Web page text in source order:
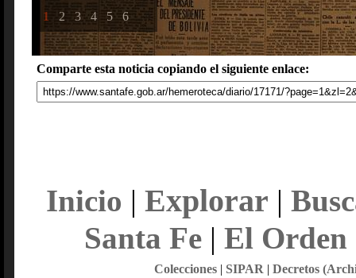
1 2 3 4 5 6
Comparte esta noticia copiando el siguiente enlace:
Inicio | Explorar |
Santa Fe| El Orden
Colecciones| SIPAR | Decretos